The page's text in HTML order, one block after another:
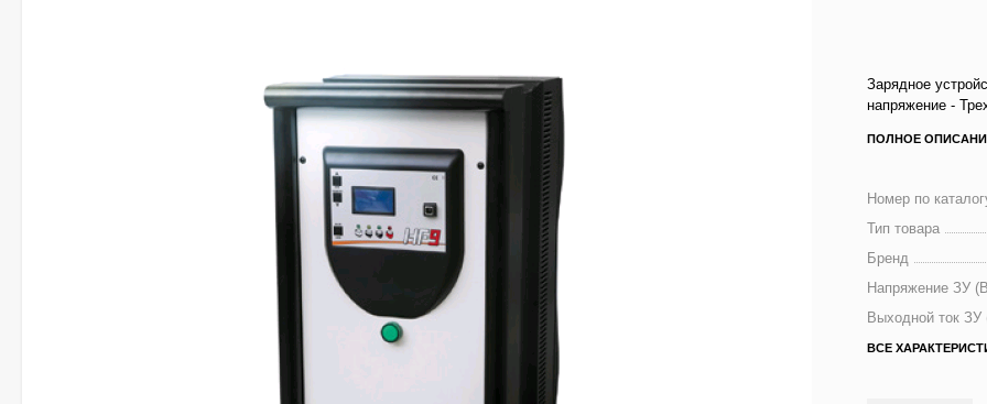
Зарядное
напряжение -
ПОЛНОЕ
Номер по
Тип товара
Бренд
Напряжение ЗУ
Выходной ток ЗУ
ВСЕ